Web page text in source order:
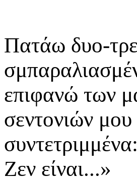
Πατάω δυο-
επιφανώ των
σεντονιών
Ζεν είναι...»